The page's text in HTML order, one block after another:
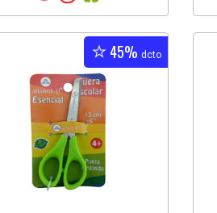
45% dcto